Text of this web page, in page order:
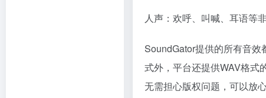
人声：欢呼、叫喊、耳语等
SoundGator提供的所有音
式外，平台还提供WAV格式
无需担心版权问题，可以放